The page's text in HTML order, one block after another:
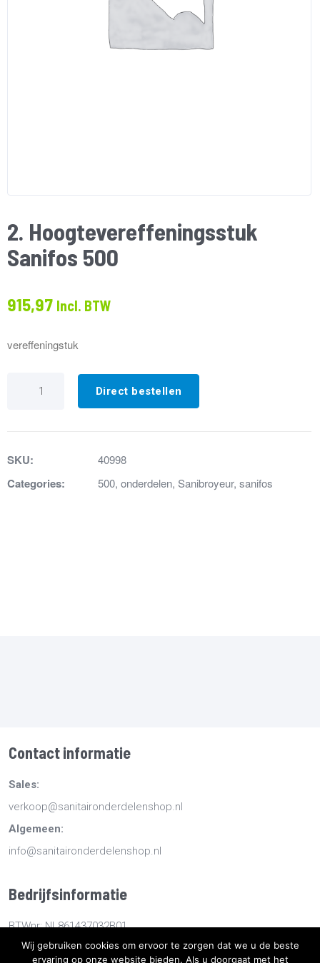
2. Hoogtevereffeningsstuk
Sanifos 500
915,97 Incl. BTW
vereffeningstuk
HoogtevereffeningsstukDirect bestellen
SKU: 40998
Categories: 500, onderdelen, Sanibroyeur, sanifos
Contact informatie
Sales:
verkoop@sanitaironderdelenshop.nl
Algemeen:
info@sanitaironderdelenshop.nl
Bedrijfsinformatie
BTWnr: NL861437032B01
KvKnr: 78527112
Wij gebruiken cookies om ervoor te zorgen dat we u de beste
ervaring op onze website bieden. Als u doorgaat met het